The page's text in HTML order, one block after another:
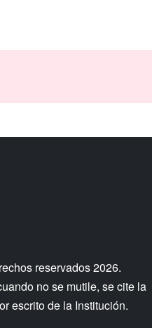
reservados 2026.
no se mutile, se cite la
escrito de la Institución.